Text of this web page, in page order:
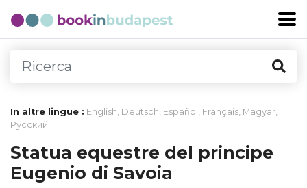
In altre lingue : English, Deutsch, Español , Français, Magyar,
Русский
Statua equestre del principe
Eugenio di Savoia